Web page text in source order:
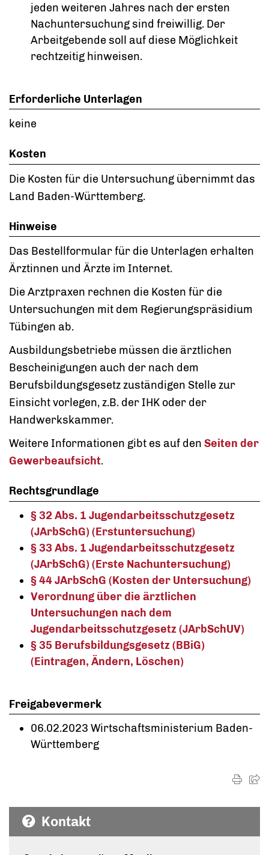
jeden weiteren Jahres nach der ersten
Nachuntersuchung sind freiwillig. Der
Arbeitgebende soll auf diese Möglichkeit
rechtzeitig hinweisen.
Erforderliche Unterlagen
keine
Kosten
Die Kosten für die Untersuchung übernimmt das
Land Baden-Württemberg.
Hinweise
Das Bestellformular für die Unterlagen erhalten
Ärztinnen und Ärzte im Internet.
Die Arztpraxen rechnen die Kosten für die
Untersuchungen mit dem Regierungspräsidium
Tübingen ab.
Ausbildungsbetriebe müssen die ärztlichen
Bescheinigungen auch der nach dem
Berufsbildungsgesetz zuständigen Stelle zur
Einsicht vorlegen, z.B. der IHK oder der
Handwerkskammer.
Weitere Informationen gibt es auf den Seiten der
Gewerbeaufsicht.
Rechtsgrundlage
§ 32 Abs. 1 Jugendarbeitsschutzgesetz
(JArbSchG) (Erstuntersuchung)
§ 33 Abs. 1 Jugendarbeitsschutzgesetz
(JArbSchG) (Erste Nachuntersuchung)
§ 44 JArbSchG (Kosten der Untersuchung)
Verordnung über die ärztlichen
Untersuchungen nach dem
Jugendarbeitsschutzgesetz (JArbSchUV)
§ 35 Berufsbildungsgesetz (BBiG)
(Eintragen, Ändern, Löschen)
Freigabevermerk
06.02.2023 Wirtschaftsministerium Baden-
Württemberg
Kontakt